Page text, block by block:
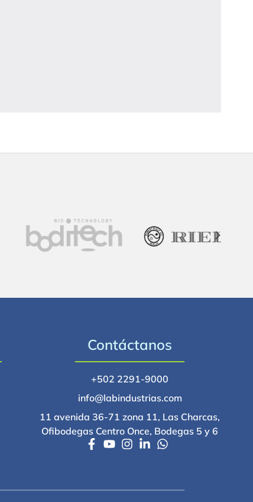
Contáctanos
+502 2291-9000
info@labindustrias.com
11 avenida 36-71 zona 11, Las Charcas,
Ofibodegas Centro Once, Bodegas 5 y 6